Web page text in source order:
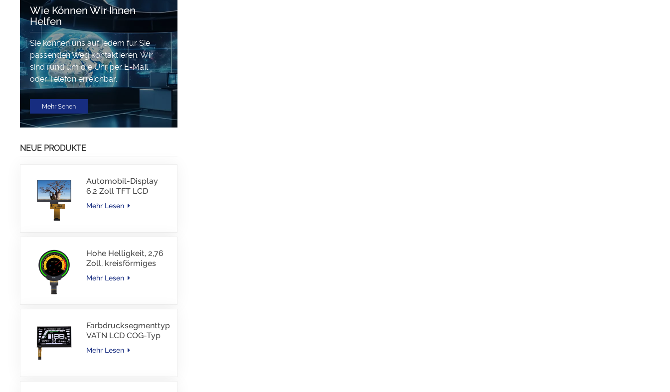
Wie Können Wir Ihnen
Helfen
Sie können uns auf jedem für Sie
passenden Weg kontaktieren. Wir
sind rund um die Uhr per E-Mail
oder Telefon erreichbar.
Mehr Sehen
NEUE PRODUKTE
Automobil-Display
6,2 Zoll TFT LCD
1024*600 IPS TFT-
Schnittstellentreiber-
Mehr Lesen
Hohe Helligkeit, 2,76
Zoll, kreisförmiges
TFT-Display, 480 x
480 Auflösung, 1000
Mehr Lesen
Farbdrucksegmenttyp
VATN LCD COG-Typ
LCD mit IIC-
Schnittstelle für E-
Mehr Lesen